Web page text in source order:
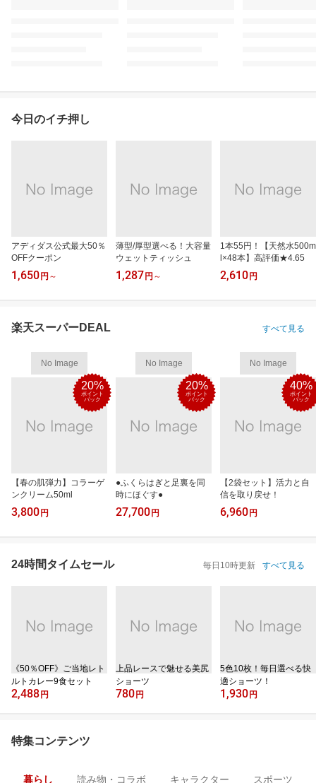
今日のイチ押し
アディダス公式最大50％
OFFクーポン
1,650 円 ～
薄型/厚型選べる！大容量
ウェットティッシュ
1,287 円 ～
1本55円！【天然水500m
l×48本】高評価★4.65
2,610 円
楽天スーパーDEAL すべて見る
No Image
20%
ポイント
バック
【春の肌弾力】コラーゲ
ンクリーム50ml
3,800 円
No Image
20%
ポイント
バック
●ふくらはぎと足裏を同
時にほぐす●
27,700 円
No Image
40%
ポイント
バック
【2袋セット】活力と自
信を取り戻せ！
6,960 円
24時間タイムセール 毎日10時更新 すべて見る
《50％OFF》ご当地レト
ルトカレー9食セット
2,488 円
上品レースで魅せる美尻
ショーツ
780 円
5色10枚！毎日選べる快
適ショーツ！
1,930 円
特集コンテンツ
暮らし 読み物・コラボ キャラクター スポーツ